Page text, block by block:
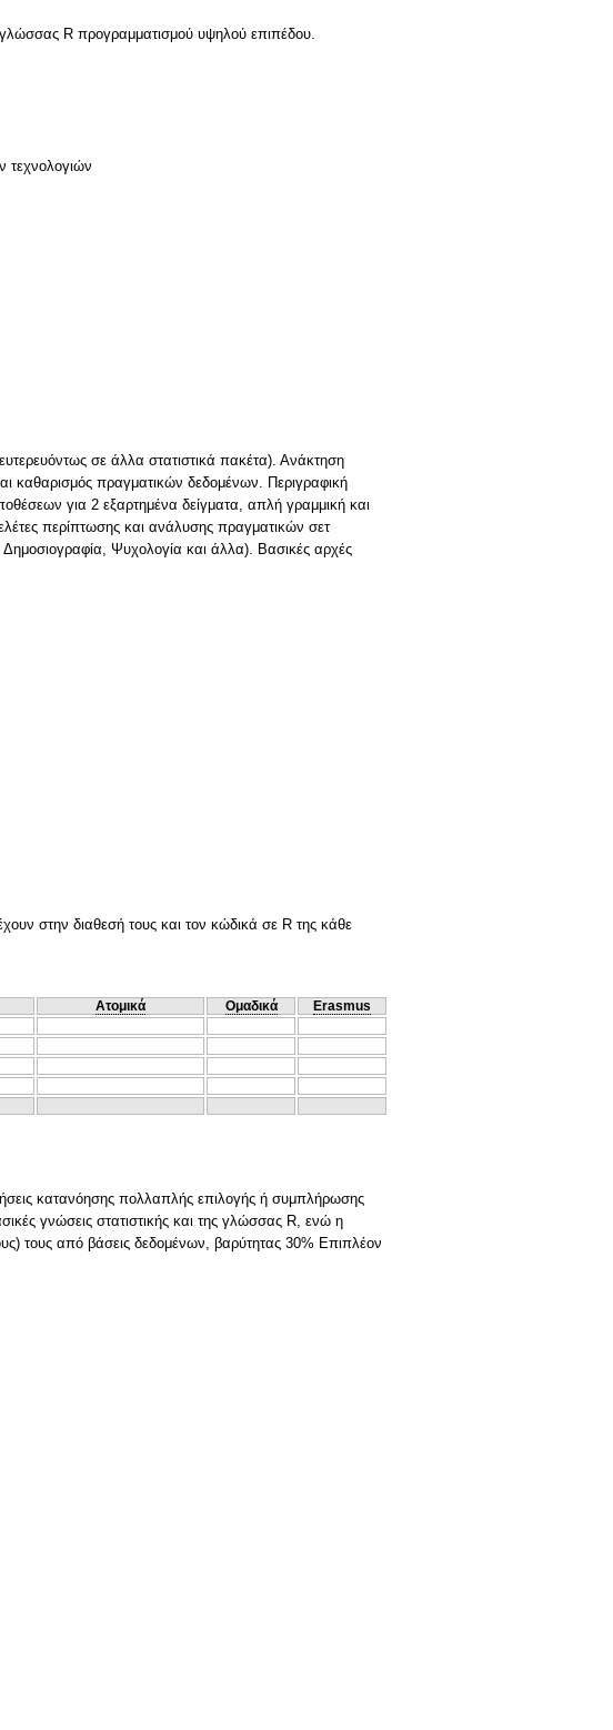
γλώσσας R προγραμματισμού υψηλού επιπέδου.
τεχνολογιών
σε άλλα στατιστικά πακέτα). Ανάκτηση
καθαρισμός πραγματικών δεδομένων. Περιγραφική
για 2 εξαρτημένα δείγματα, απλή γραμμική και
περίπτωσης και ανάλυσης πραγματικών σετ
Ψυχολογία και άλλα). Βασικές αρχές
στην διαθεσή τους και τον κώδικά σε R της κάθε
Ατομικά Ομαδικά
Erasmus
κατανόησης πολλαπλής επιλογής ή συμπλήρωσης
γνώσεις στατιστικής και της γλώσσας R, ενώ η
τους από βάσεις δεδομένων, βαρύτητας 30% Επιπλέον